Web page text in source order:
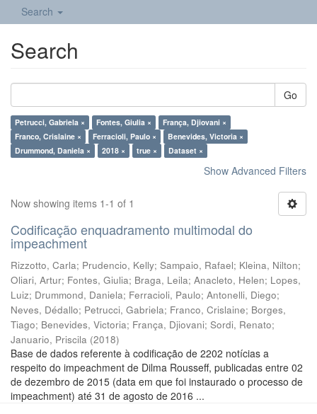
Search
Search
Go
Petrucci, Gabriela × Fontes, Giulia ×
França, Djiovani ×
Franco, Crislaine ×
Ferracioli, Paulo ×
Benevides, Victoria ×
Drummond, Daniela ×
2018 × true × Dataset ×
Show Advanced Filters
Now showing items 1-1 of 1
Codificação enquadramento multimodal do
impeachment
Rizzotto, Carla; Prudencio, Kelly; Sampaio, Rafael; Kleina, Nilton;
Oliari, Artur; Fontes, Giulia; Braga, Leila; Anacleto, Helen; Lopes,
Luiz; Drummond, Daniela; Ferracioli, Paulo; Antonelli, Diego;
Neves, Dédallo; Petrucci, Gabriela; Franco, Crislaine; Borges,
Tiago; Benevides, Victoria; França, Djiovani; Sordi, Renato;
Januario, Priscila (2018)
Base de dados referente à codificação de 2202 notícias a
respeito do impeachment de Dilma Rousseff, publicadas entre 02
de dezembro de 2015 (data em que foi instaurado o processo de
impeachment) até 31 de agosto de 2016 ...